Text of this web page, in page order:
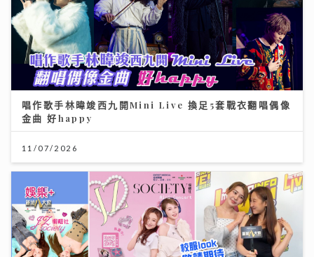
唱作歌手林暐竣西九開Mini Live 換足5套戰衣翻唱偶像
金曲 好happy
11/07/2026